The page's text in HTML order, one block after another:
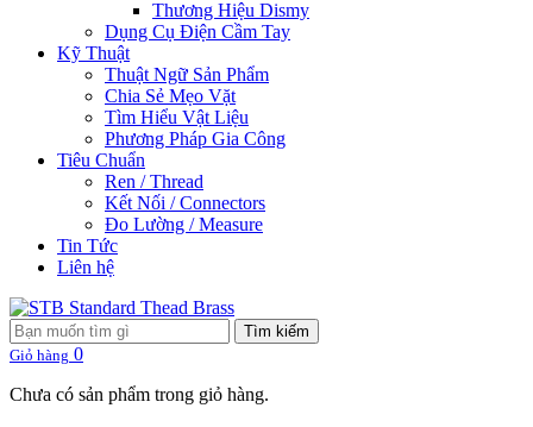
Thương Hiệu Dismy
Dụng Cụ Điện Cầm Tay
Kỹ Thuật
Thuật Ngữ Sản Phẩm
Chia Sẻ Mẹo Vặt
Tìm Hiểu Vật Liệu
Phương Pháp Gia Công
Tiêu Chuẩn
Ren / Thread
Kết Nối / Connectors
Đo Lường / Measure
Tin Tức
Liên hệ
Tìm kiếm
Giỏ hàng 0
Chưa có sản phẩm trong giỏ hàng.